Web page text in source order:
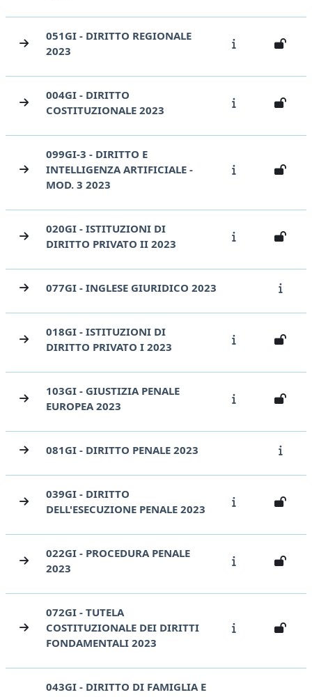
051GI - DIRITTO REGIONALE
2023
004GI - DIRITTO
COSTITUZIONALE 2023
099GI-3 - DIRITTO E
INTELLIGENZA ARTIFICIALE -
MOD. 3 2023
020GI - ISTITUZIONI DI
DIRITTO PRIVATO II 2023
077GI - INGLESE GIURIDICO 2023
018GI - ISTITUZIONI DI
DIRITTO PRIVATO I 2023
103GI - GIUSTIZIA PENALE
EUROPEA 2023
081GI - DIRITTO PENALE 2023
039GI - DIRITTO
DELL'ESECUZIONE PENALE 2023
022GI - PROCEDURA PENALE
2023
072GI - TUTELA
COSTITUZIONALE DEI DIRITTI
FONDAMENTALI 2023
043GI - DIRITTO DI FAMIGLIA E